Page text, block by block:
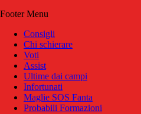
Footer Menu
Consigli
Chi schierare
Voti
Assist
Ultime dai campi
Infortunati
Maglie SOS Fanta
Probabili Formazioni